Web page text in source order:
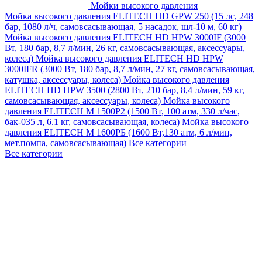
Мойки высокого давления
Мойка высокого давления ELITECH HD GPW 250 (15 лс, 248
бар, 1080 л/ч, самовсасывающая, 5 насадок, шл-10 м, 60 кг)
Мойка высокого давления ELITECH HD HPW 3000IF (3000
Вт, 180 бар, 8,7 л/мин, 26 кг, самовсасывающая, аксессуары,
колеса) Мойка высокого давления ELITECH HD HPW
3000IFR (3000 Вт, 180 бар, 8,7 л/мин, 27 кг, самовсасывающая,
катушка, аксессуары, колеса) Мойка высокого давления
ELITECH HD HPW 3500 (2800 Вт, 210 бар, 8,4 л/мин, 59 кг,
самовсасывающая, аксессуары, колеса) Мойка высокого
давления ELITECH M 1500P2 (1500 Вт, 100 атм, 330 л/час,
бак-035 л, 6.1 кг, самовсасывающая, колеса) Мойка высокого
давления ELITECH М 1600РБ (1600 Вт,130 атм, 6 л/мин,
мет.помпа, самовсасывающая) Все категории
Все категории